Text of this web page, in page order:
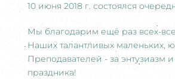
10 июня 2018 г. состоялся
Мы благодарим ещё раз всех-
Наших талантливых маленьких,
Преподавателей - за энтузиазм
праздника!